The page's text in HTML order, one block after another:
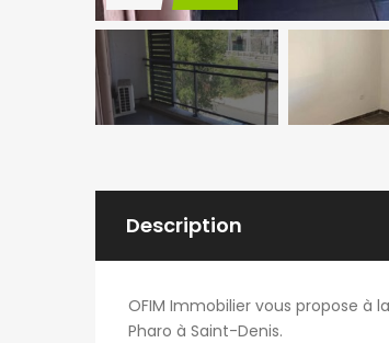
Description
OFIM Immobilier vous propose à
Pharo à Saint-Denis.